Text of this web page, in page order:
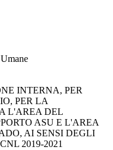
INTERNA, PER
PER LA
L'AREA DEL
ASU E L'AREA
AI SENSI DEGLI
2019-2021